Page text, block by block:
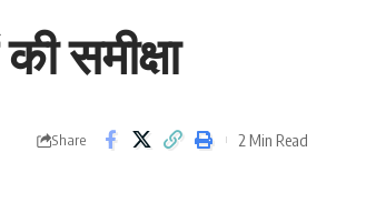
समीक्षा
Share 2 Min Read